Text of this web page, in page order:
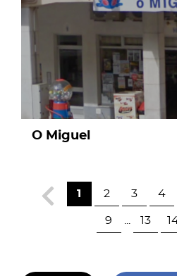
O Miguel
1 2 3 4
9 13